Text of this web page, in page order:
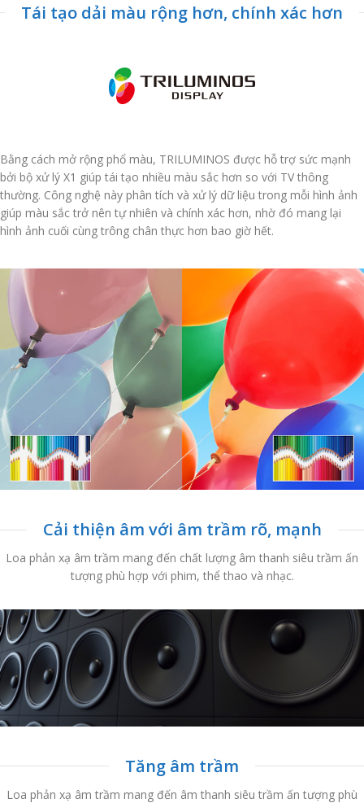
Tái tạo dải màu rộng hơn, chính xác hơn
Bằng cách mở rộng phổ màu, TRILUMINOS được hỗ trợ sức mạnh
bởi bộ xử lý X1 giúp tái tạo nhiều màu sắc hơn so với TV thông
thường. Công nghệ này phân tích và xử lý dữ liệu trong mỗi hình ảnh
giúp màu sắc trở nên tự nhiên và chính xác hơn, nhờ đó mang lại
hình ảnh cuối cùng trông chân thực hơn bao giờ hết.
Cải thiện âm với âm trầm rõ, mạnh
Loa phản xạ âm trầm mang đến chất lượng âm thanh siêu trầm ấn
tượng phù hợp với phim, thể thao và nhạc.
Tăng âm trầm
Loa phản xạ âm trầm mang đến âm thanh siêu trầm ấn tượng phù